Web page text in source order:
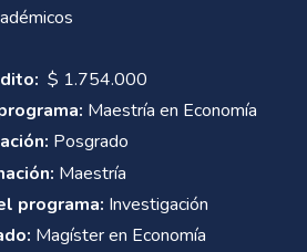
$ 1.754.000
Maestría en Economía
Posgrado
Maestría
programa: Investigación
Magíster en Economía